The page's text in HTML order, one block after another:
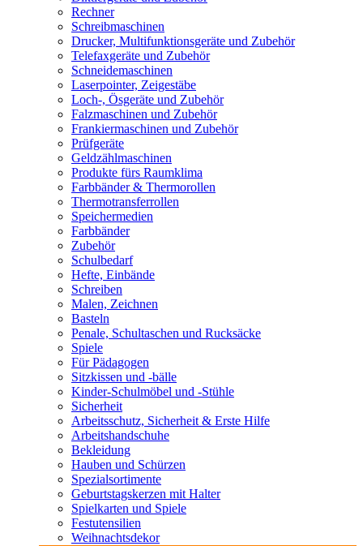
Rechner
Schreibmaschinen
Drucker, Multifunktionsgeräte und Zubehör
Telefaxgeräte und Zubehör
Schneidemaschinen
Laserpointer, Zeigestäbe
Loch-, Ösgeräte und Zubehör
Falzmaschinen und Zubehör
Frankiermaschinen und Zubehör
Prüfgeräte
Geldzählmaschinen
Produkte fürs Raumklima
Farbbänder & Thermorollen
Thermotransferrollen
Speichermedien
Farbbänder
Zubehör
Schulbedarf
Hefte, Einbände
Schreiben
Malen, Zeichnen
Basteln
Penale, Schultaschen und Rucksäcke
Spiele
Für Pädagogen
Sitzkissen und -bälle
Kinder-Schulmöbel und -Stühle
Sicherheit
Arbeitsschutz, Sicherheit & Erste Hilfe
Arbeitshandschuhe
Bekleidung
Hauben und Schürzen
Spezialsortimente
Geburtstagskerzen mit Halter
Spielkarten und Spiele
Festutensilien
Weihnachtsdekor